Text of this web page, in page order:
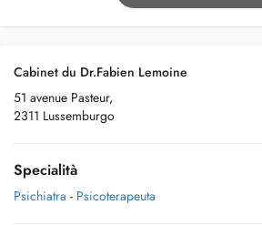
Cabinet du Dr.Fabien Lemoine
51 avenue Pasteur,
2311 Lussemburgo
Specialità
Psichiatra - Psicoterapeuta